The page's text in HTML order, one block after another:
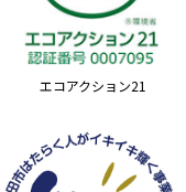
エコアクション21